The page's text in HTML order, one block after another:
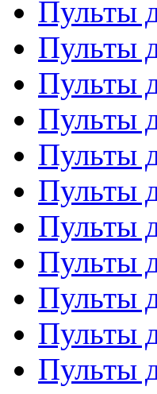
Пульты
Пульты
Пульты
Пульты
Пульты
Пульты
Пульты
Пульты
Пульты
Пульты
Пульты